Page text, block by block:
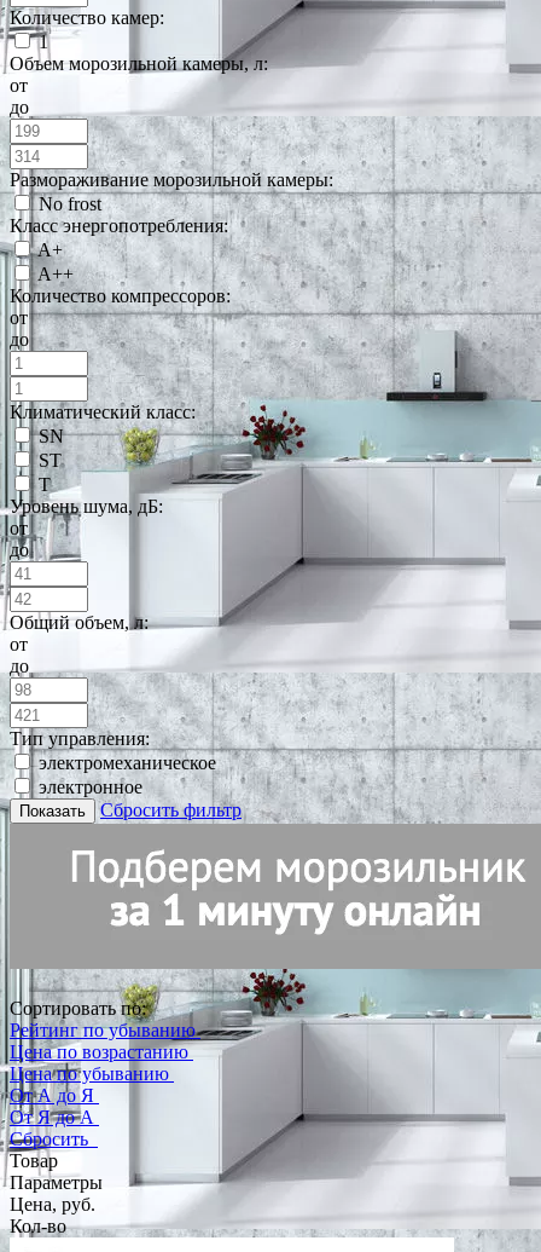
Количество камер:
1
Объем морозильной камеры, л:
от
до
Размораживание морозильной камеры:
No frost
Класс энергопотребления:
A+
A++
Количество компрессоров:
от
до
Климатический класс:
SN
ST
T
Уровень шума, дБ:
от
до
Общий объем, л:
от
до
Тип управления:
электромеханическое
электронное
Показать Сбросить фильтр
Сортировать по:
Рейтинг по убыванию
Цена по возрастанию
Цена по убыванию
От А до Я
От Я до А
Сбросить
Товар
Параметры
Цена, руб.
Кол-во